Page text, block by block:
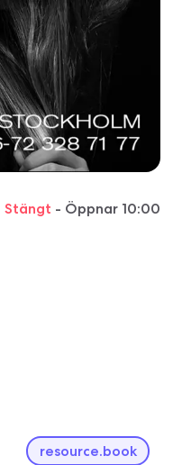
Stängt - Öppnar 10:00
resource.book